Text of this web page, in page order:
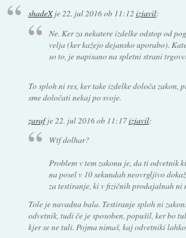
shadeXje22. jul 2016 ob 11:12 izjavil:
Ne. Ker za nekatere izdelke odstop od
velja (ker kažejo dejansko uporabo).
so to, je napisano na spletni strani
To sploh ni res, ker take izdelke določa zakon,
sme določati nekaj po svoje.
zarafje 22. jul 2016 ob 11:17izjavil:
Wtf dolhar?
Problem v tem zakonu je, da ti odvetnik
na posel v 10 sekundah neovrgljivo
za testiranje, ki v fizičnih prodajalnah ni
Tole je navadna bala. Testiranje sploh ni
odvetnik, tudi če je sposoben, popušil, ker bo
kjer se ne tuli. Pojma nimaš, kaj odvetniki